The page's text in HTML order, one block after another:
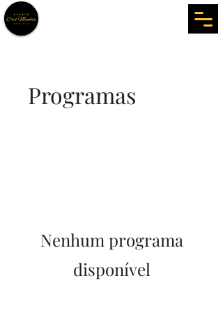
Programas
Nenhum programa
disponível